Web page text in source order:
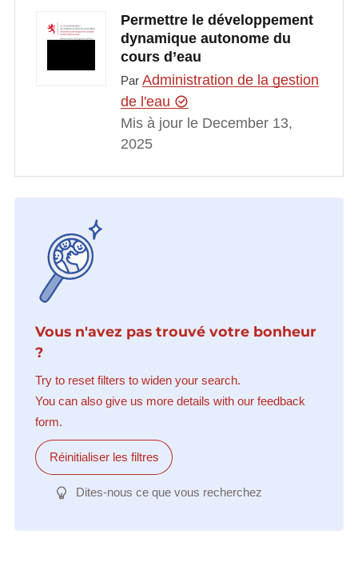
Permettre le développement
dynamique autonome du
cours d’eau
Par Administration de la gestion
de l'eau
Mis à jour le December 13,
2025
Vous n'avez pas trouvé votre bonheur
?
Try to reset filters to widen your search.
You can also give us more details with our feedback
form.
Réinitialiser les filtres
Dites-nous ce que vous recherchez